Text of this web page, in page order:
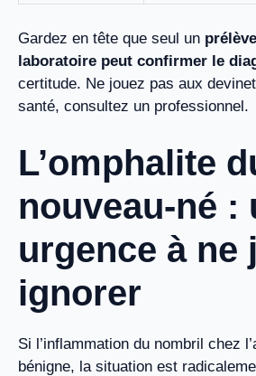
Gardez en tête que seul un
laboratoire peut confirmer le
certitude. Ne jouez pas aux
santé, consultez un professionnel.
L’omphalite
nouveau-né :
urgence à ne
ignorer
Si l’inflammation du nombril chez
bénigne, la situation est